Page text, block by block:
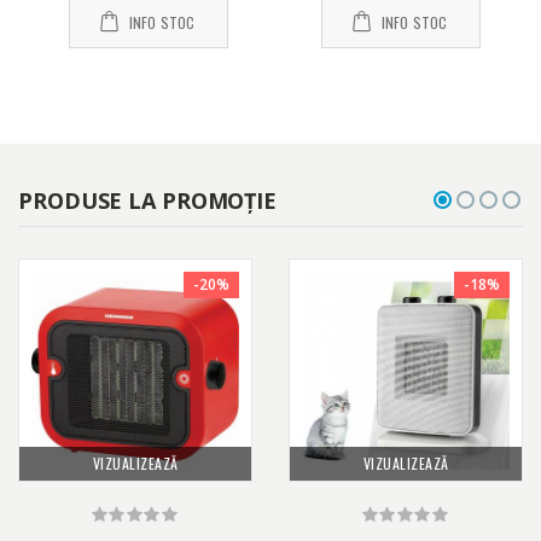
INFO STOC INFO STOC
PRODUSE LA PROMOȚIE
VIZUALIZEAZĂ
-20%
VIZUALIZEAZĂ
-18%